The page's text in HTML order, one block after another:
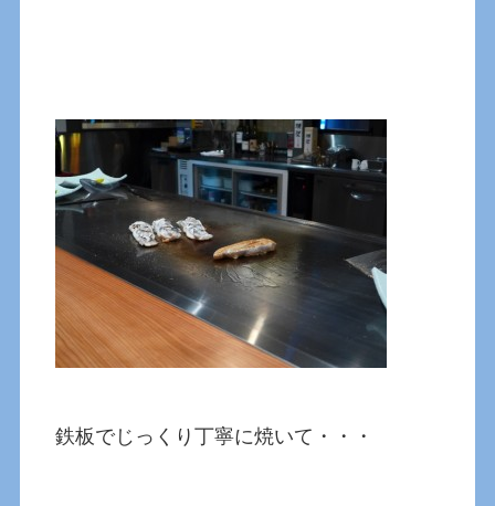
鉄板でじっくり丁寧に焼いて・・・